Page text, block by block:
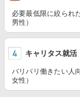
必要最低限に絞られ
男性）
キャリタス就活
バリバリ働きたい人
女性）